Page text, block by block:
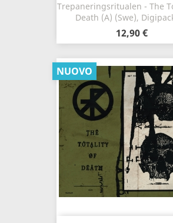
Trepaneringsritualen - The
Death (A) (Swe),
12,90 €
NUOVO